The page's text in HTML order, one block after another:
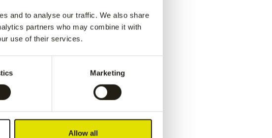
and to analyse our traffic. We also share
partners who may combine it with
use of their services.
Marketing
Allow all
set kickers -
€5.00